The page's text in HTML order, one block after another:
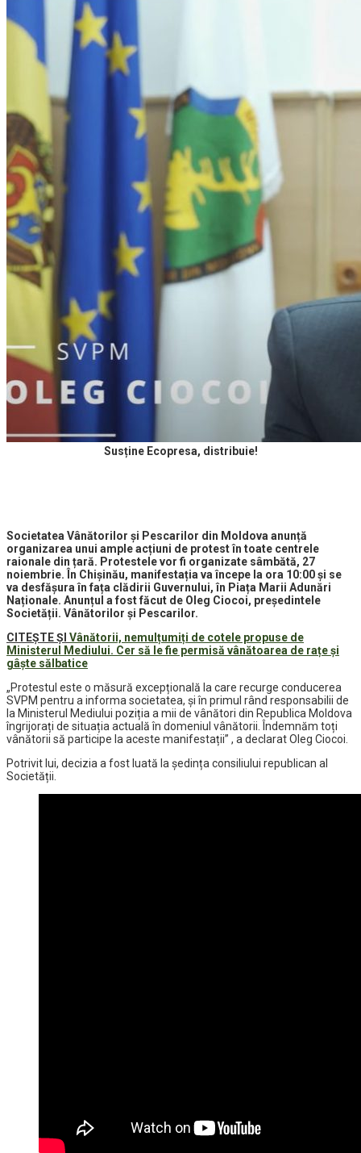
Susține Ecopresa, distribuie!
Societatea Vânătorilor și Pescarilor din Moldova anunță
organizarea unui ample acțiuni de protest în toate centrele
raionale din țară. Protestele vor fi organizate sâmbătă, 27
noiembrie. În Chișinău, manifestația va începe la ora 10:00 și se
va desfășura în fața clădirii Guvernului, în Piața Marii Adunări
Naționale. Anunțul a fost făcut de Oleg Ciocoi, președintele
Societății. Vânătorilor și Pescarilor.
CITEȘTE ȘI Vânătorii, nemulțumiți de cotele propuse de
Ministerul Mediului. Cer să le fie permisă vânătoarea de rațe și
gâște sălbatice
„Protestul este o măsură excepțională la care recurge conducerea
SVPM pentru a informa societatea, și în primul rând responsabilii de
la Ministerul Mediului poziția a mii de vânători din Republica Moldova
îngrijorați de situația actuală în domeniul vânătorii. Îndemnăm toți
vânătorii să participe la aceste manifestații” , a declarat Oleg Ciocoi.
Potrivit lui, decizia a fost luată la ședința consiliului republican al
Societății.